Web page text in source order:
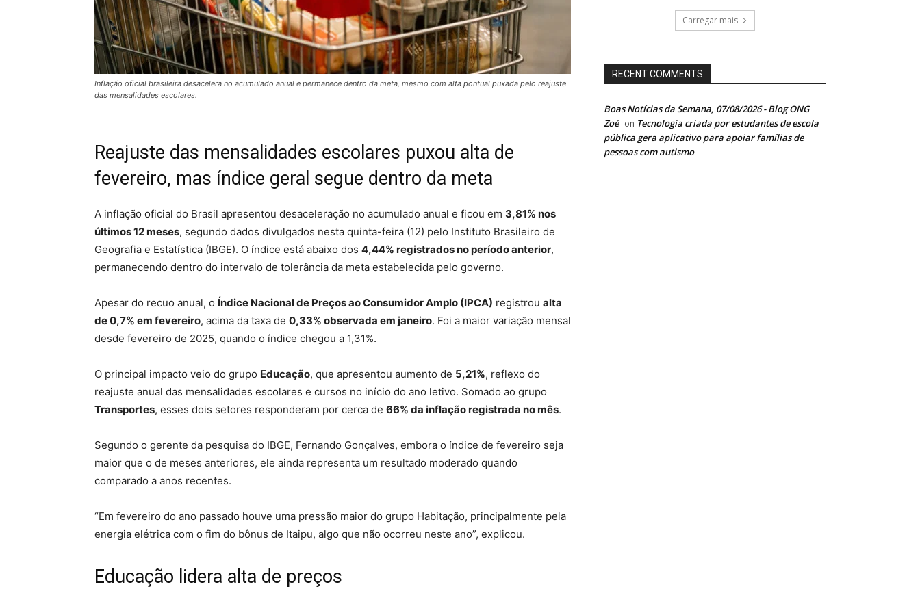
Inflação oficial brasileira desacelera no acumulado anual e permanece dentro da meta, mesmo com alta pontual puxada pelo reajuste
das mensalidades escolares.
Reajuste das mensalidades escolares puxou alta de
fevereiro, mas índice geral segue dentro da meta
A inflação oficial do Brasil apresentou desaceleração no acumulado anual e ficou em 3,81% nos
últimos 12 meses, segundo dados divulgados nesta quinta-feira (12) pelo Instituto Brasileiro de
Geografia e Estatística (IBGE). O índice está abaixo dos 4,44% registrados no período anterior,
permanecendo dentro do intervalo de tolerância da meta estabelecida pelo governo.
Apesar do recuo anual, o Índice Nacional de Preços ao Consumidor Amplo (IPCA) registrou alta
de 0,7% em fevereiro, acima da taxa de 0,33% observada em janeiro. Foi a maior variação mensal
desde fevereiro de 2025, quando o índice chegou a 1,31%.
O principal impacto veio do grupo Educação, que apresentou aumento de 5,21%, reflexo do
reajuste anual das mensalidades escolares e cursos no início do ano letivo. Somado ao grupo
Transportes, esses dois setores responderam por cerca de 66% da inflação registrada no mês.
Segundo o gerente da pesquisa do IBGE, Fernando Gonçalves, embora o índice de fevereiro seja
maior que o de meses anteriores, ele ainda representa um resultado moderado quando
comparado a anos recentes.
“Em fevereiro do ano passado houve uma pressão maior do grupo Habitação, principalmente pela
energia elétrica com o fim do bônus de Itaipu, algo que não ocorreu neste ano”, explicou.
Educação lidera alta de preços
Carregar mais
RECENT COMMENTS
Boas Notícias da Semana, 07/08/2026 - Blog ONG
Zoé on Tecnologia criada por estudantes de escola
pública gera aplicativo para apoiar famílias de
pessoas com autismo